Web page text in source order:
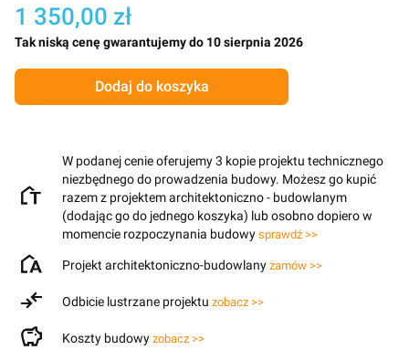
1 350,00 zł
Tak niską cenę gwarantujemy do 10 sierpnia 2026
Dodaj do koszyka
W podanej cenie oferujemy 3 kopie projektu technicznego
niezbędnego do prowadzenia budowy. Możesz go kupić
razem z projektem architektoniczno - budowlanym
(dodając go do jednego koszyka) lub osobno dopiero w
momencie rozpoczynania budowy sprawdź >>
Projekt architektoniczno-budowlany zamów >>
Odbicie lustrzane projektu zobacz >>
Koszty budowy zobacz >>